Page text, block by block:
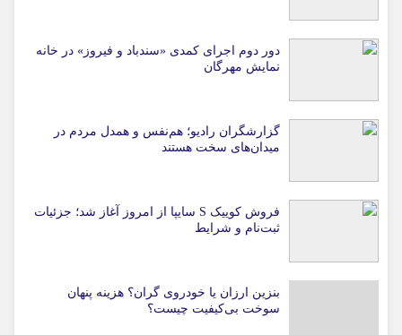
دور دوم اجرای کمدی «سندباد و فیروز» در خانه
نمایش مهرگان
گزارشگران رادیو؛ هم‌نفس و همدل مردم در
میدان‌های سخت هستند
فروش کوییک S سایپا از امروز آغاز شد؛ جزئیات
ثبت‌نام و شرایط
بنزین ارزان یا خودروی گران؟ هزینه پنهان
سوخت بی‌کیفیت چیست؟